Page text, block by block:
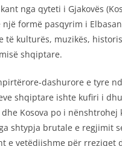
nga qyteti i Gjakovës
një formë pasqyrim i
të kulturës, muzikës,
shqiptare.
dashurore e tyre
shqiptare ishte kufiri i
Kosova po i nënshtrohej
shtypja brutale e regjimit
e vetëdijshme për rreziqet